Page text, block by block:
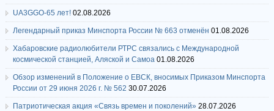
UA3GGO-65 лет! 02.08.2026
Легендарный приказ Минспорта России № 663 отменён 01.08.2026
Хабаровские радиолюбители РТРС связались с Международной
космической станцией, Аляской и Самоа 01.08.2026
Обзор изменений в Положение о ЕВСК, вносимых Приказом Минспорта
России от 29 июня 2026 г. № 562 30.07.2026
Патриотическая акция «Связь времен и поколений» 28.07.2026